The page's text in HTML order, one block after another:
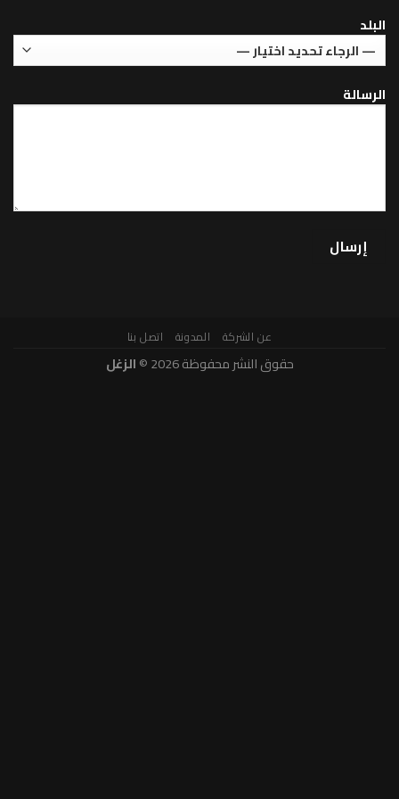
المدونة اتصل بنا
حقوق النشر محفوظة 2026 © الزغل